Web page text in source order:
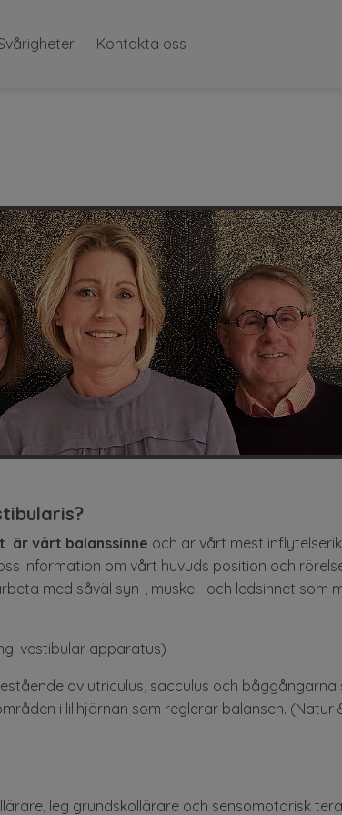
Kontakta oss
är vårt balanssinne och är vårt mest
information om vårt huvuds position och
med såväl syn-, muskel- och ledsinnet som
vestibular apparatus)
av utriculus, sacculus och båggångarna
i lillhjärnan som reglerar balansen. (Natur
leg grundskollärare och sensomotorisk